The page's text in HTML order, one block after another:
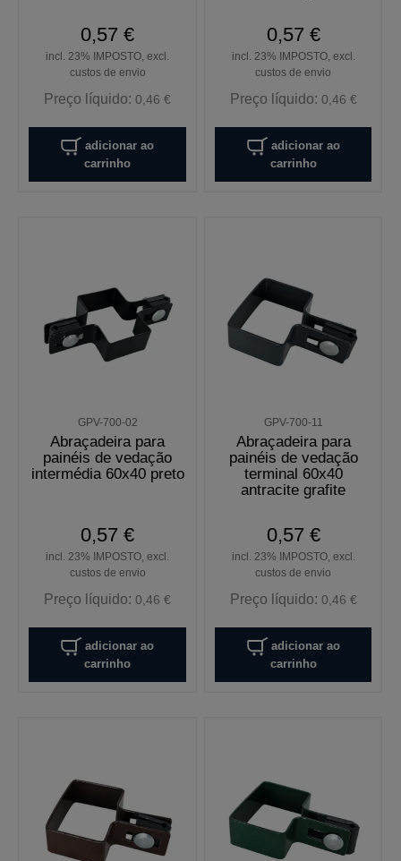
0,57 €
incl. 23% IMPOSTO, excl.
custos de envio
Preço líquido:0,46 €
adicionar ao
carrinho
0,57 €
incl. 23% IMPOSTO, excl.
custos de envio
Preço líquido: 0,46 €
adicionar ao
carrinho
GPV-700-02
Abraçadeira para
painéis de vedação
intermédia 60x40 preto
0,57 €
incl. 23% IMPOSTO, excl.
custos de envio
Preço líquido:0,46 €
adicionar ao
carrinho
GPV-700-11
Abraçadeira para
painéis de vedação
terminal 60x40
antracite grafite
0,57 €
incl. 23% IMPOSTO, excl.
custos de envio
Preço líquido: 0,46 €
adicionar ao
carrinho